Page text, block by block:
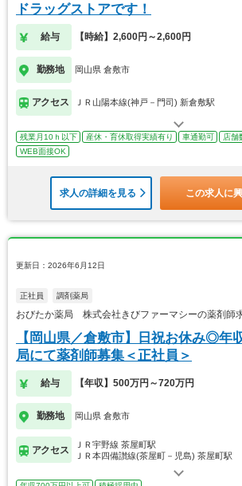
ドラッグストアです！
給与 【時給】2,600円～2,600円
勤務地 岡山県 倉敷市
アクセス ＪＲ山陽本線(神戸－門司) 新倉敷駅
残業月10ｈ以下 産休・育休取得実績有り 車通勤可 店舗
WEB面接OK
求人の詳細を見る この求人に
更新日：2026年6月12日
正社員 調剤薬局
おびたか薬局 株式会社きびファーマシーの薬剤師
【岡山県／倉敷市】日祝お休み◎年
局にて薬剤師募集＜正社員＞
給与 【年収】500万円～720万円
勤務地 岡山県 倉敷市
アクセス
ＪＲ宇野線 茶屋町駅
ＪＲ本四備讃線(茶屋町－児島) 茶屋町駅